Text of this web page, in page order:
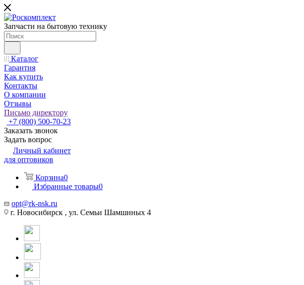
Запчасти на бытовую технику
Каталог
Гарантия
Как купить
Контакты
О компании
Отзывы
Письмо директору
+7 (800) 500-70-23
Заказать звонок
Задать вопрос
Личный кабинет
для оптовиков
Корзина0
Избранные товары0
opt@rk-nsk.ru
г. Новосибирск , ул. Семьи Шамшиных 4